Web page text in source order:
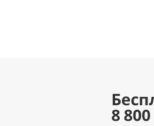
8